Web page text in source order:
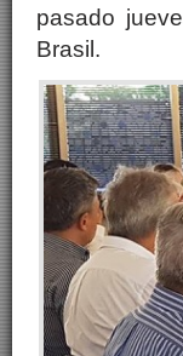
pasado
Brasil.